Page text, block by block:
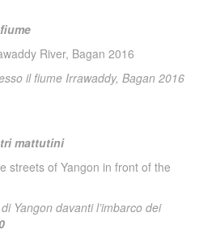
River, Bagan 2016
il fiume Irrawaddy, Bagan 2016
mattutini
streets of Yangon in front of the
Yangon davanti l’imbarco dei